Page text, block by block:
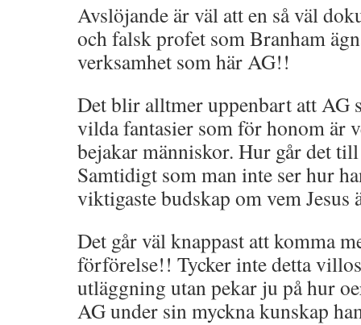
Avslöjande är väl att en så väl
och falsk profet som Branham
verksamhet som här AG!!
Det blir alltmer uppenbart att AG
vilda fantasier som för honom är
bejakar människor. Hur går det
Samtidigt som man inte ser hur
viktigaste budskap om vem Jesus
Det går väl knappast att komma
förförelse!! Tycker inte detta
utläggning utan pekar ju på hur
AG under sin myckna kunskap